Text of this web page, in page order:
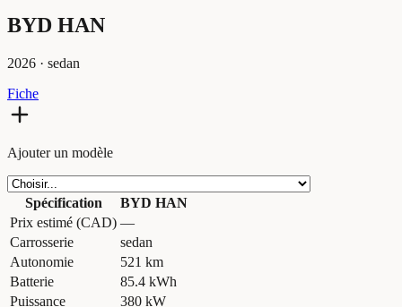
BYD HAN
2026 · sedan
Fiche
Ajouter un modèle
Spécification
BYD HAN
Prix estimé (CAD) —
Carrosserie
sedan
Autonomie
521 km
Batterie
85.4 kWh
Puissance
380 kW